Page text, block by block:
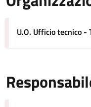
U.O. Ufficio tecnico -